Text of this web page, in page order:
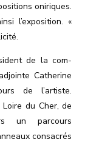
oniriques.
l’exposition. «
de la com-
Catherine
de l’artiste.
du Cher, de
un parcours
consacrés